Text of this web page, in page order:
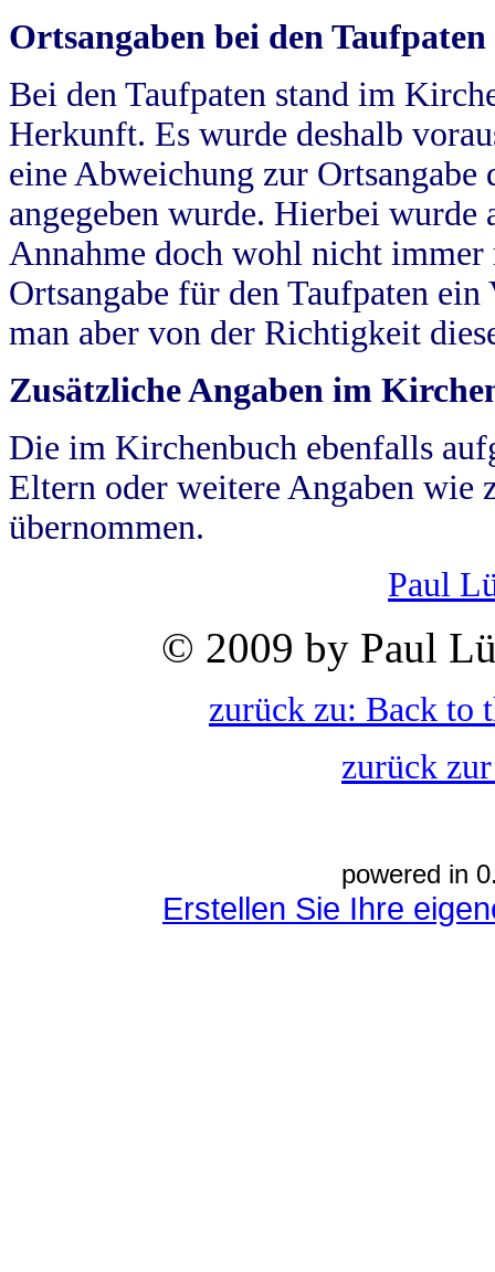
Ortsangaben bei den Taufpaten
Bei den Taufpaten stand im
Herkunft. Es wurde deshalb
eine Abweichung zur
angegeben wurde. Hierbei wurde
Annahme doch wohl nicht
Ortsangabe für den Taufpaten
man aber von der Richtigkeit
Zusätzliche Angaben im
Die im Kirchenbuch ebenfalls
Eltern oder weitere Angaben wie
übernommen.
Paul
© 2009 by Paul
zurück zu: Back to
zurück
powered in
Erstellen Sie Ihre